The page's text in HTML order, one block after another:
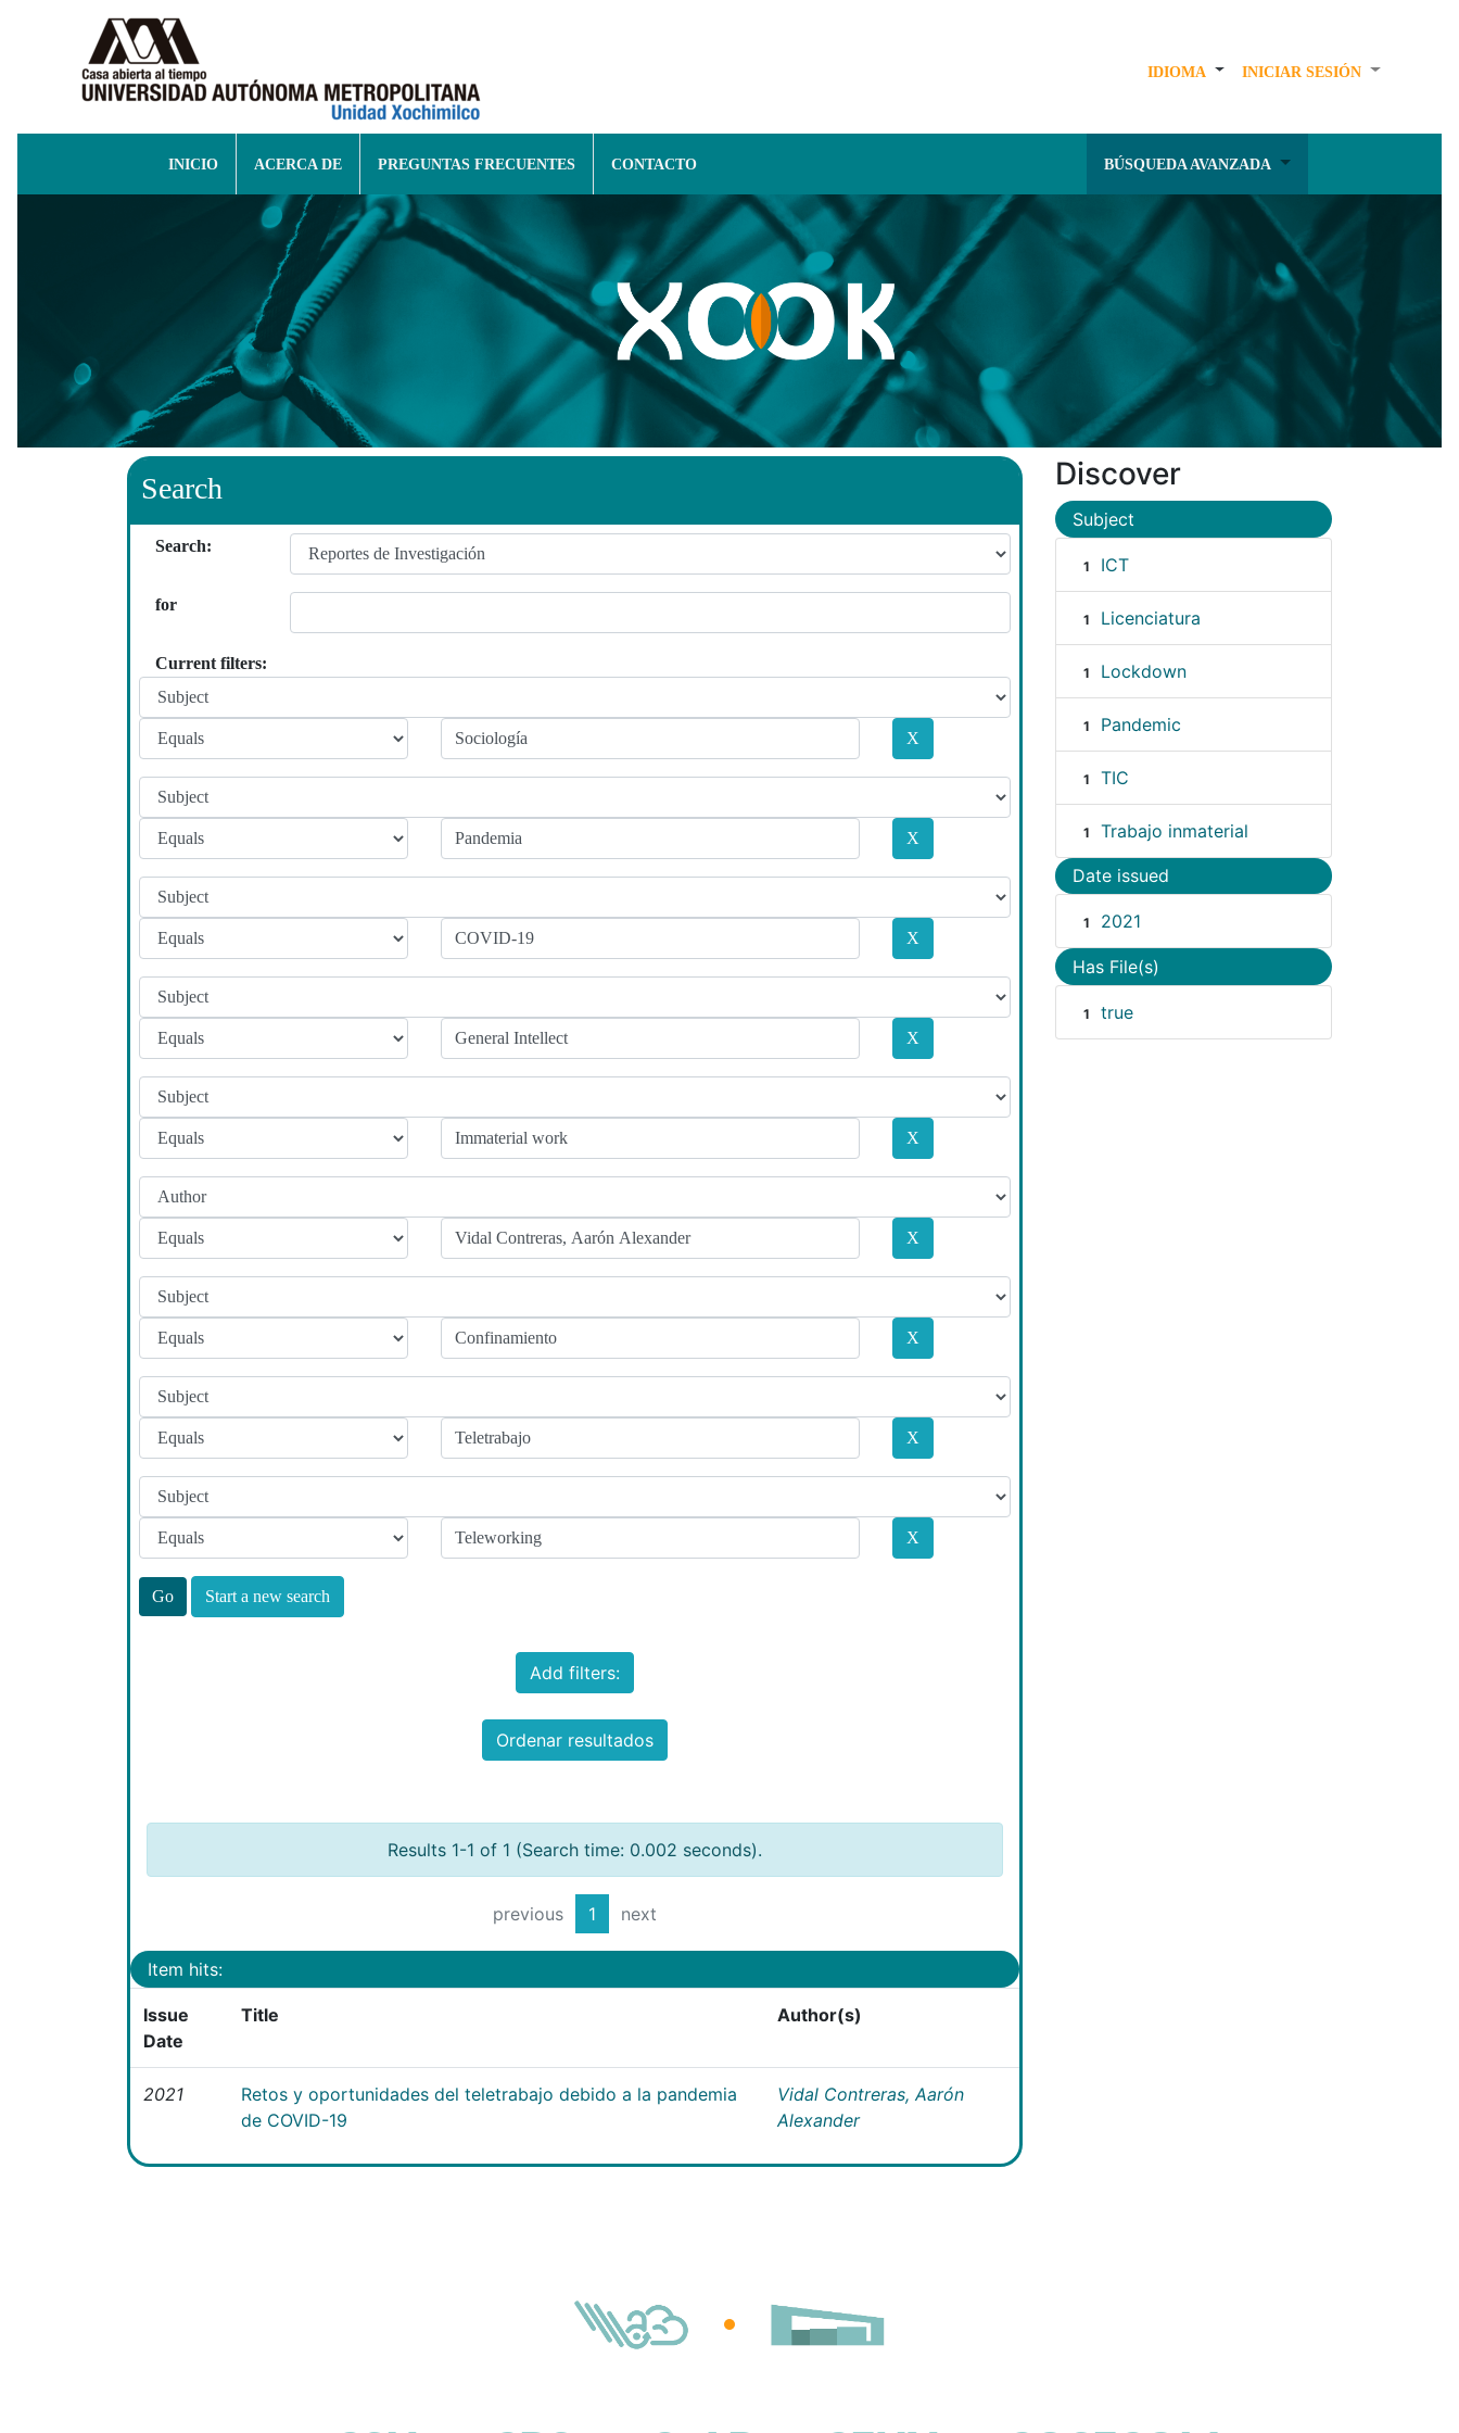
IDIOMA INICIAR SESIÓN
INICIO ACERCA DE PREGUNTAS FRECUENTES CONTACTO BÚSQUEDA AVANZADA
Search
Search:
for
Current filters:
Start a new search
Add filters:
Ordenar resultados
Results 1-1 of 1 (Search time: 0.002 seconds).
previous 1 next
Item hits:
Issue
Date
Title Author(s)
2021
Retos y oportunidades del teletrabajo debido a la pandemia
de COVID-19
Vidal Contreras, Aarón
Alexander
Discover
Subject
1 ICT
1 Licenciatura
1 Lockdown
1 Pandemic
1 TIC
1 Trabajo inmaterial
Date issued
1 2021
Has File(s)
1 true